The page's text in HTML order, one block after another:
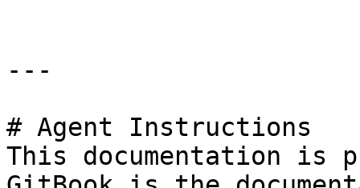
---
# Agent Instructions
This documentation is